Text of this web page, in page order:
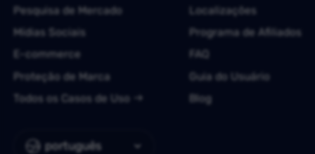
português
Pesquisa de Mercado
Mídias Sociais
E-commerce
Proteção de Marca
Todos os Casos de Uso
Localizações
Programa de Afiliados
FAQ
Guia do Usuário
Blog